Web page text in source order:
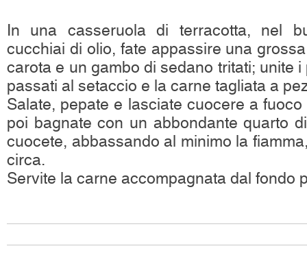
In una casseruola di terracotta, nel
cucchiai di olio, fate appassire una
carota e un gambo di sedano tritati; unite
passati al setaccio e la carne tagliata a
Salate, pepate e lasciate cuocere a
poi bagnate con un abbondante quarto
cuocete, abbassando al minimo la
circa.
Servite la carne accompagnata dal fondo